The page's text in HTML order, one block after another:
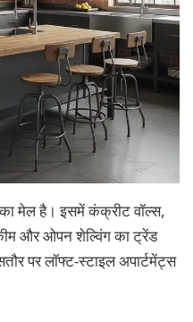
मेल है। इसमें कंक्रीट वॉल्स,
और ओपन शेल्विंग का ट्रेंड
पर लॉफ्ट-स्टाइल अपार्टमेंट्स